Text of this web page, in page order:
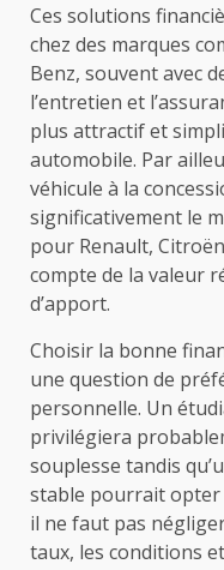
Ces solutions
chez des marques
Benz, souvent avec
l’entretien et
plus attractif et
automobile. Par
véhicule à la
significativement le
pour Renault,
compte de la valeur
d’apport.
Choisir la bonne
une question de
personnelle. Un
privilégiera
souplesse tandis
stable pourrait opter
il ne faut pas
taux, les conditions